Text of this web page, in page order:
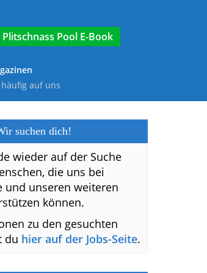
E-Book
auf uns
suchen dich!
wieder auf der Suche
die uns bei
und unseren weiteren
können.
zu den gesuchten
du hier auf der Jobs-Seite.